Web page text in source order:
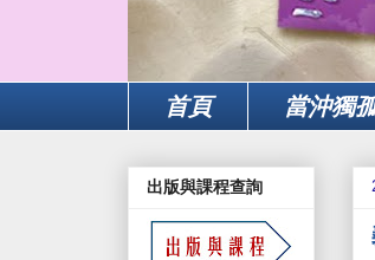
首頁 當沖獨
出版與課程查詢